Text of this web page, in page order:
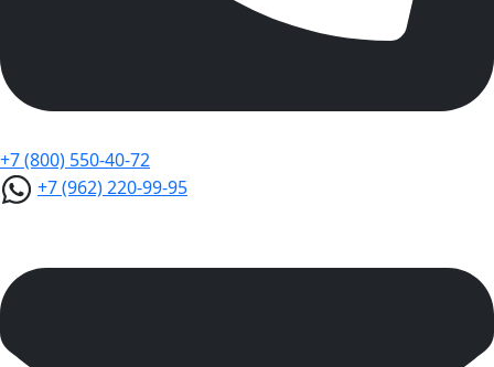
+7 (800) 550-40-72
+7 (962) 220-99-95